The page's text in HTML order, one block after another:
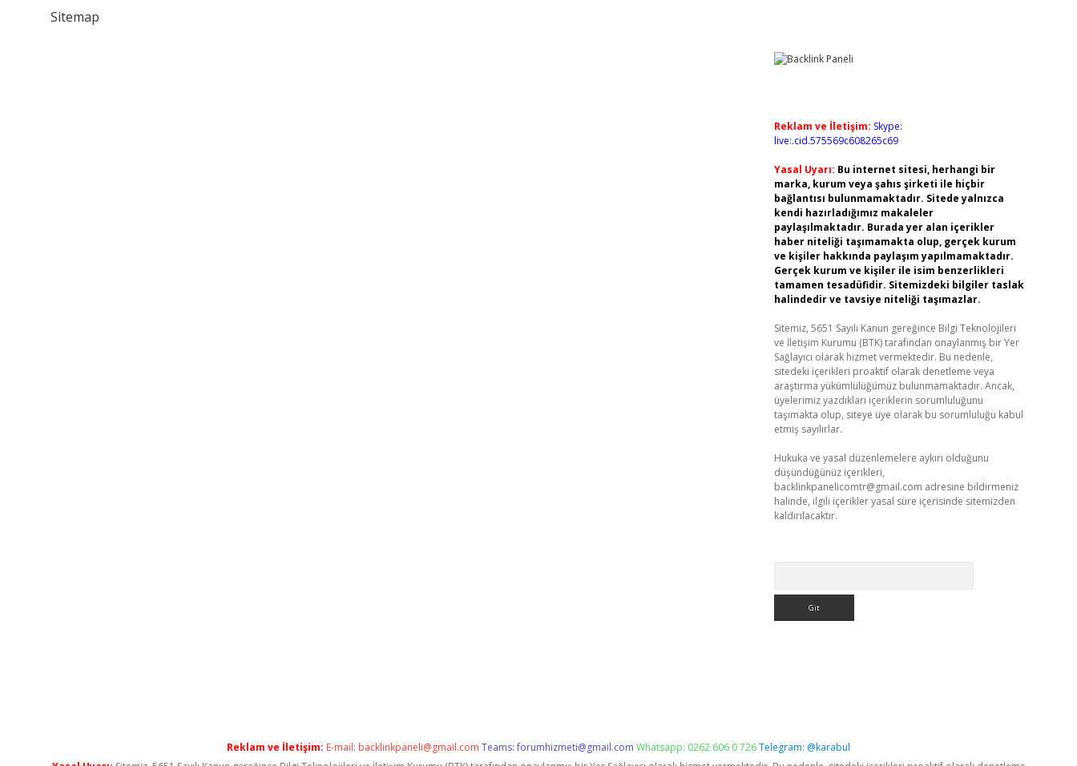
Sitemap
Reklam ve İletişim: Skype:
live:.cid.575569c608265c69
Yasal Uyarı: Bu internet sitesi, herhangi bir
marka, kurum veya şahıs şirketi ile hiçbir
bağlantısı bulunmamaktadır. Sitede yalnızca
kendi hazırladığımız makaleler
paylaşılmaktadır. Burada yer alan içerikler
haber niteliği taşımamakta olup, gerçek kurum
ve kişiler hakkında paylaşım yapılmamaktadır.
Gerçek kurum ve kişiler ile isim benzerlikleri
tamamen tesadüfidir. Sitemizdeki bilgiler taslak
halindedir ve tavsiye niteliği taşımazlar.
Sitemiz, 5651 Sayılı Kanun gereğince Bilgi Teknolojileri
ve İletişim Kurumu (BTK) tarafından onaylanmış bir Yer
Sağlayıcı olarak hizmet vermektedir. Bu nedenle,
sitedeki içerikleri proaktif olarak denetleme veya
araştırma yükümlülüğümüz bulunmamaktadır. Ancak,
üyelerimiz yazdıkları içeriklerin sorumluluğunu
taşımakta olup, siteye üye olarak bu sorumluluğu kabul
etmiş sayılırlar.
Hukuka ve yasal düzenlemelere aykırı olduğunu
düşündüğünüz içerikleri,
backlinkpanelicomtr@gmail.com adresine bildirmeniz
halinde, ilgili içerikler yasal süre içerisinde sitemizden
kaldırılacaktır.
Reklam ve İletişim: E-mail: backlinkpaneli@gmail.com Teams:forumhizmeti@gmail.com Whatsapp: 0262 606 0 726Telegram: @karabul